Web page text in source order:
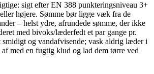
sigt efter EN 388 punkteringsniveau 3+
højere. Sømme bør ligge væk fra de
– helst ydre, afrundede sømme, der ikke
med bivoks/læderfedt et par gange pr.
og vandafvisende; vask aldrig læder i
med en fugtig klud og lad dem tørre ved